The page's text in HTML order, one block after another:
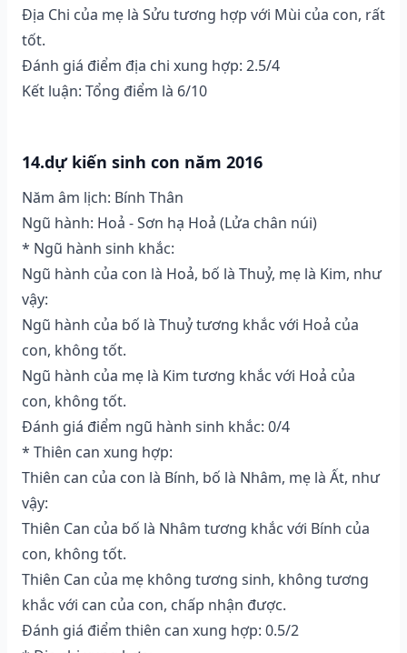
Địa Chi của mẹ là Sửu tương hợp với Mùi của con, rất
tốt.
Đánh giá điểm địa chi xung hợp: 2.5/4
Kết luận: Tổng điểm là 6/10
14.dự kiến sinh con năm 2016
Năm âm lịch: Bính Thân
Ngũ hành: Hoả - Sơn hạ Hoả (Lửa chân núi)
* Ngũ hành sinh khắc:
Ngũ hành của con là Hoả, bố là Thuỷ, mẹ là Kim, như
vậy:
Ngũ hành của bố là Thuỷ tương khắc với Hoả của
con, không tốt.
Ngũ hành của mẹ là Kim tương khắc với Hoả của
con, không tốt.
Đánh giá điểm ngũ hành sinh khắc: 0/4
* Thiên can xung hợp:
Thiên can của con là Bính, bố là Nhâm, mẹ là Ất, như
vậy:
Thiên Can của bố là Nhâm tương khắc với Bính của
con, không tốt.
Thiên Can của mẹ không tương sinh, không tương
khắc với can của con, chấp nhận được.
Đánh giá điểm thiên can xung hợp: 0.5/2